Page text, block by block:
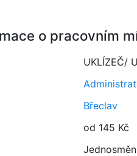
o pracovním
UKLÍZEČ/
Břeclav
od 145 Kč